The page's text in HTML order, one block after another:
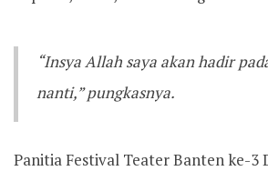
“Insya Allah saya akan hadir
nanti,” pungkasnya.
Panitia Festival Teater Banten ke-3